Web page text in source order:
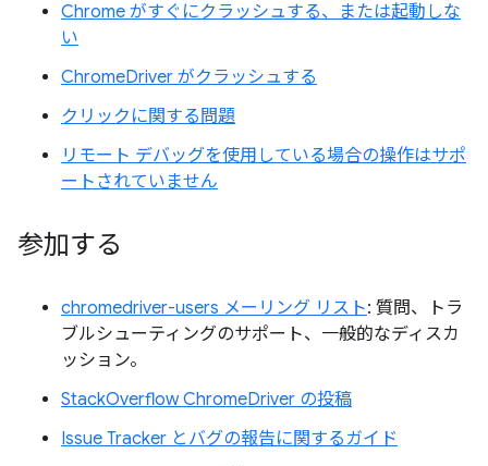
Chrome がすぐにクラッシュする、または起動しな
い
ChromeDriver がクラッシュする
クリックに関する問題
リモート デバッグを使用している場合の操作はサポ
ートされていません
参加する
chromedriver-users メーリング リスト: 質問、トラ
ブルシューティングのサポート、一般的なディスカ
ッション。
StackOverflow ChromeDriver の投稿
Issue Tracker とバグの報告に関するガイド